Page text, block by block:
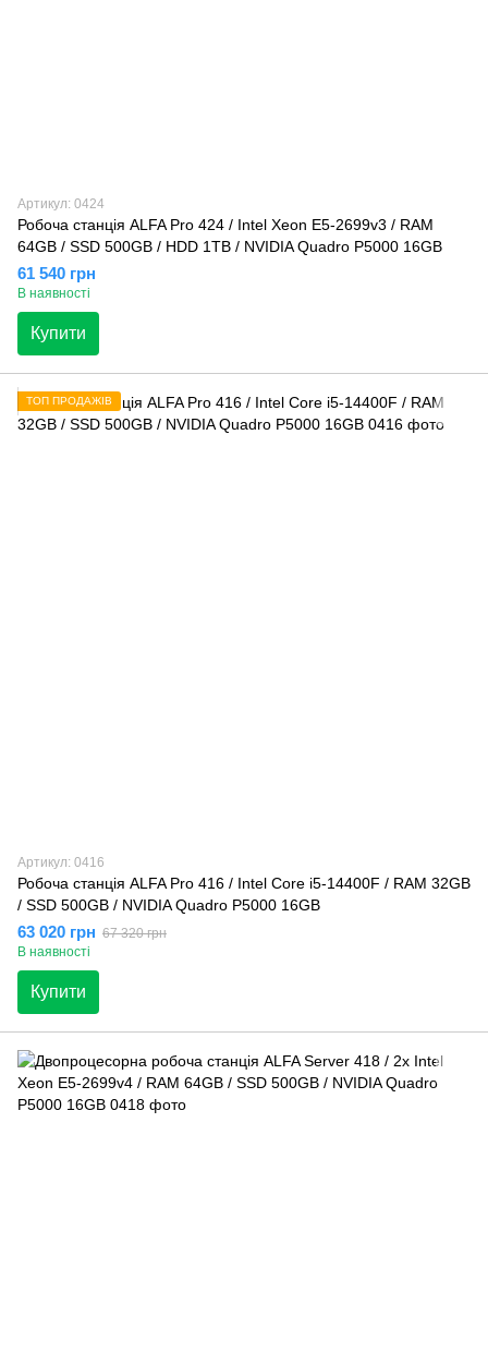
Артикул: 0424
Робоча станція ALFA Pro 424 / Intel Xeon E5-2699v3 / RAM
64GB / SSD 500GB / HDD 1TB / NVIDIA Quadro P5000 16GB
61 540 грн
В наявності
Купити
ТОП ПРОДАЖІВ
Артикул: 0416
Робоча станція ALFA Pro 416 / Intel Core i5-14400F / RAM 32GB
/ SSD 500GB / NVIDIA Quadro P5000 16GB
63 020 грн 67 320 грн
В наявності
Купити